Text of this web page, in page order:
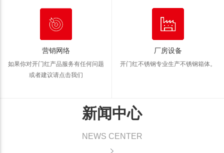
营销网络
如果你对开门红产品服务有任何问题
或者建议请点击我们
厂房设备
开门红不锈钢专业生产不锈钢箱体。
新闻中心
NEWS CENTER